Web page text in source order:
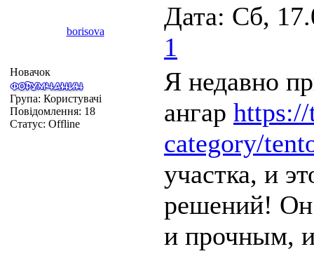
borisova
Дата: Сб,
1
Новачок
Група: Користувачі
Повідомлення: 18
Статус: Offline
Я недавно
ангар https://
category/
участка, и
решений! Он
и прочным,